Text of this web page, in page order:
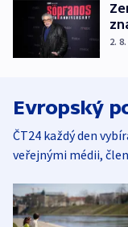
2.
Evropský
ČT24 každý den
veřejnými médii,